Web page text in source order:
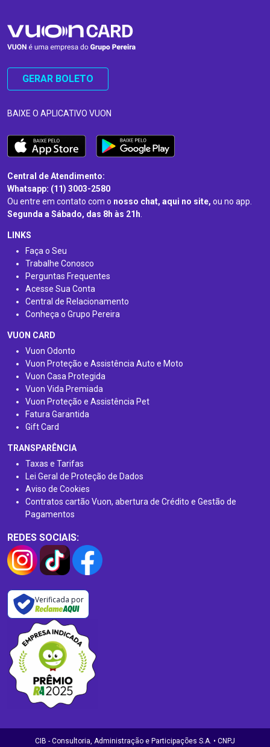
GERAR BOLETO
BAIXE O APLICATIVO VUON
Central de Atendimento:
Whatsapp: (11) 3003-2580
Ou entre em contato com o nosso chat, aqui no site, ou no app.
Segunda a Sábado, das 8h às 21h.
LINKS
Faça o Seu
Trabalhe Conosco
Perguntas Frequentes
Acesse Sua Conta
Central de Relacionamento
Conheça o Grupo Pereira
VUON CARD
Vuon Odonto
Vuon Proteção e Assistência Auto e Moto
Vuon Casa Protegida
Vuon Vida Premiada
Vuon Proteção e Assistência Pet
Fatura Garantida
Gift Card
TRANSPARÊNCIA
Taxas e Tarifas
Lei Geral de Proteção de Dados
Aviso de Cookies
Contratos cartão Vuon, abertura de Crédito e Gestão de
Pagamentos
REDES SOCIAIS:
Verificada por
CIB - Consultoria, Administração e Participações S.A. • CNPJ